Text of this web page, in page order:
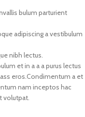
bulum parturient
adipiscing a vestibulum
nibh lectus.
et in a a a purus lectus
eros.Condimentum a et
nam inceptos hac
volutpat.